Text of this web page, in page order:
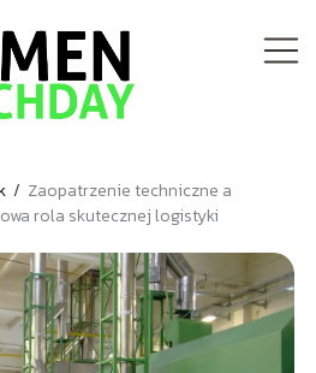
/ Zaopatrzenie techniczne a
rola skutecznej logistyki